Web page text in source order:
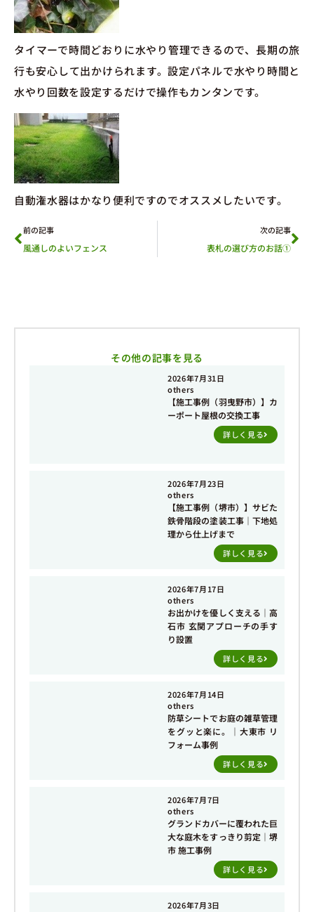
タイマーで時間どおりに水やり管理できるので、長期の旅
行も安心して出かけられます。設定パネルで水やり時間と
水やり回数を設定するだけで操作もカンタンです。
自動潅水器はかなり便利ですのでオススメしたいです。
前の記事
風通しのよいフェンス
次の記事
表札の選び方のお話①
その他の記事を見る
2026年7月31日
others
【施工事例（羽曳野市）】カ
ーポート屋根の交換工事
詳しく見る
2026年7月23日
others
【施工事例（堺市）】サビた
鉄骨階段の塗装工事｜下地処
理から仕上げまで
詳しく見る
2026年7月17日
others
お出かけを優しく支える｜高
石市 玄関アプローチの手す
り設置
詳しく見る
2026年7月14日
others
防草シートでお庭の雑草管理
をグッと楽に。｜大東市 リ
フォーム事例
詳しく見る
2026年7月7日
others
グランドカバーに覆われた巨
大な庭木をすっきり剪定｜堺
市 施工事例
詳しく見る
2026年7月3日